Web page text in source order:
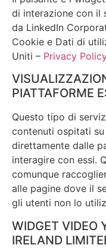
di interazione con il
da LinkedIn
Cookie e Dati di
Uniti – Privacy Policy
PIATTAFORME
Questo tipo di
contenuti ospitati
direttamente dalle
interagire con essi.
comunque
alle pagine dove il
gli utenti non lo
WIDGET VIDEO
IRELAND